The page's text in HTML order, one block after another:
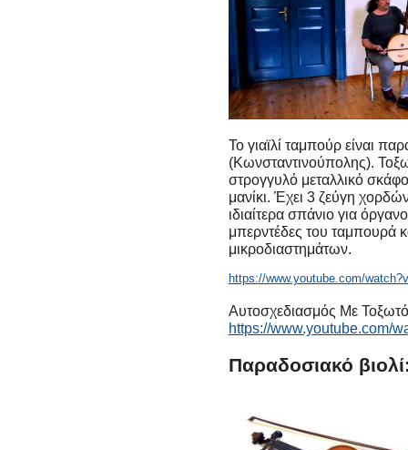
Το γιαϊλί ταμπούρ είναι
(Κωνσταντινούπολης).
στρογγυλό μεταλλικό
μανίκι. Έχει 3 ζεύγη
ιδιαίτερα σπάνιο για
μπερντέδες του ταμπουρά
μικροδιαστημάτων.
https://www.youtube.com/
Αυτοσχεδιασμός Με
https://www.youtube.com/
Παραδοσιακό